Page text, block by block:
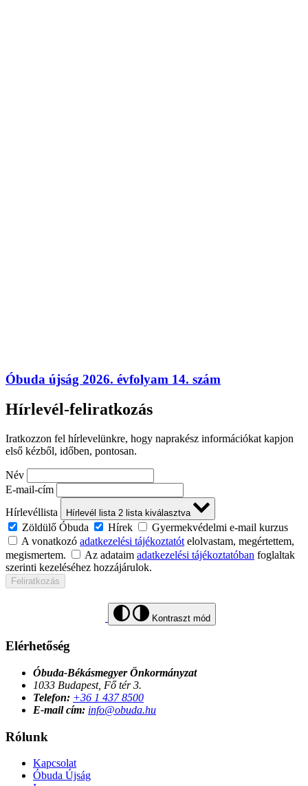
Óbuda újság 2026. évfolyam 14. szám
Hírlevél-feliratkozás
Iratkozzon fel hírlevelünkre, hogy naprakész információkat kapjon
első kézből, időben, pontosan.
Név
E-mail-cím
Hírlevéllista
Hírlevél lista 2 lista kiválasztva
Zöldülő Óbuda Hírek
Gyermekvédelmi e-mail kurzus
A vonatkozó adatkezelési tájékoztatót elolvastam, megértettem,
megismertem.
Az adataim adatkezelési tájékoztatóban foglaltak
szerinti kezeléséhez hozzájárulok.
Feliratkozás
Kontraszt mód
Elérhetőség
Óbuda-Békásmegyer Önkormányzat
1033 Budapest, Fő tér 3.
Telefon: +36 1 437 8500
E-mail cím: info@obuda.hu
Rólunk
Kapcsolat
Óbuda Újság